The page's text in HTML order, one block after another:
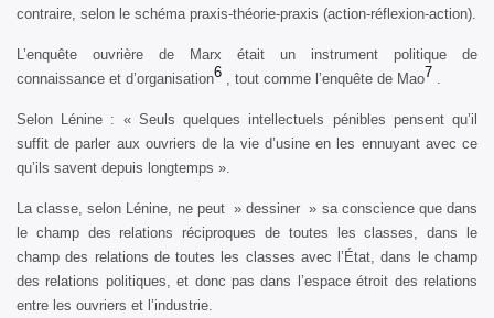
contraire, selon le schéma praxis-théorie-praxis (action-réflexion-action).
L’enquête ouvrière de Marx était un instrument politique de
connaissance et d’organisation6 , tout comme l’enquête de Mao7 .
Selon Lénine : « Seuls quelques intellectuels pénibles pensent qu’il
suffit de parler aux ouvriers de la vie d’usine en les ennuyant avec ce
qu’ils savent depuis longtemps ».
La classe, selon Lénine, ne peut » dessiner » sa conscience que dans
le champ des relations réciproques de toutes les classes, dans le
champ des relations de toutes les classes avec l’État, dans le champ
des relations politiques, et donc pas dans l’espace étroit des relations
entre les ouvriers et l’industrie.